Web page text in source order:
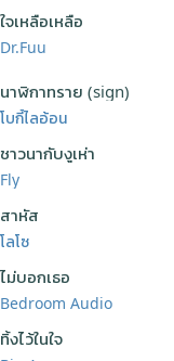
ใจเหลือเหลือ
Dr.Fuu
นาฬิกาทราย (sign)
โบกี้ไลอ้อน
ชาวนากับงูเห่า
Fly
สาหัส
โลโซ
ไม่บอกเธอ
Bedroom Audio
ทิ้งไว้ในใจ